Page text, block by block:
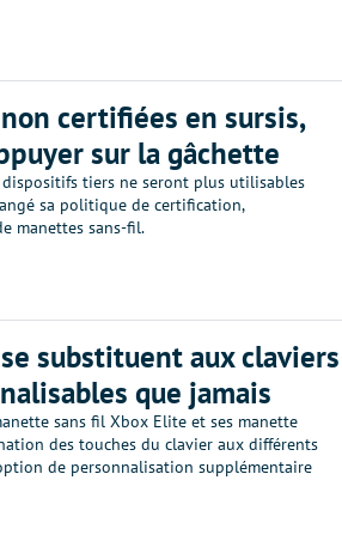
certifiées en sursis,
sur la gâchette
tiers ne seront plus utilisables
sa politique de certification,
manettes sans-fil.
substituent aux claviers
que jamais
sans fil Xbox Elite et ses manette
des touches du clavier aux différents
de personnalisation supplémentaire